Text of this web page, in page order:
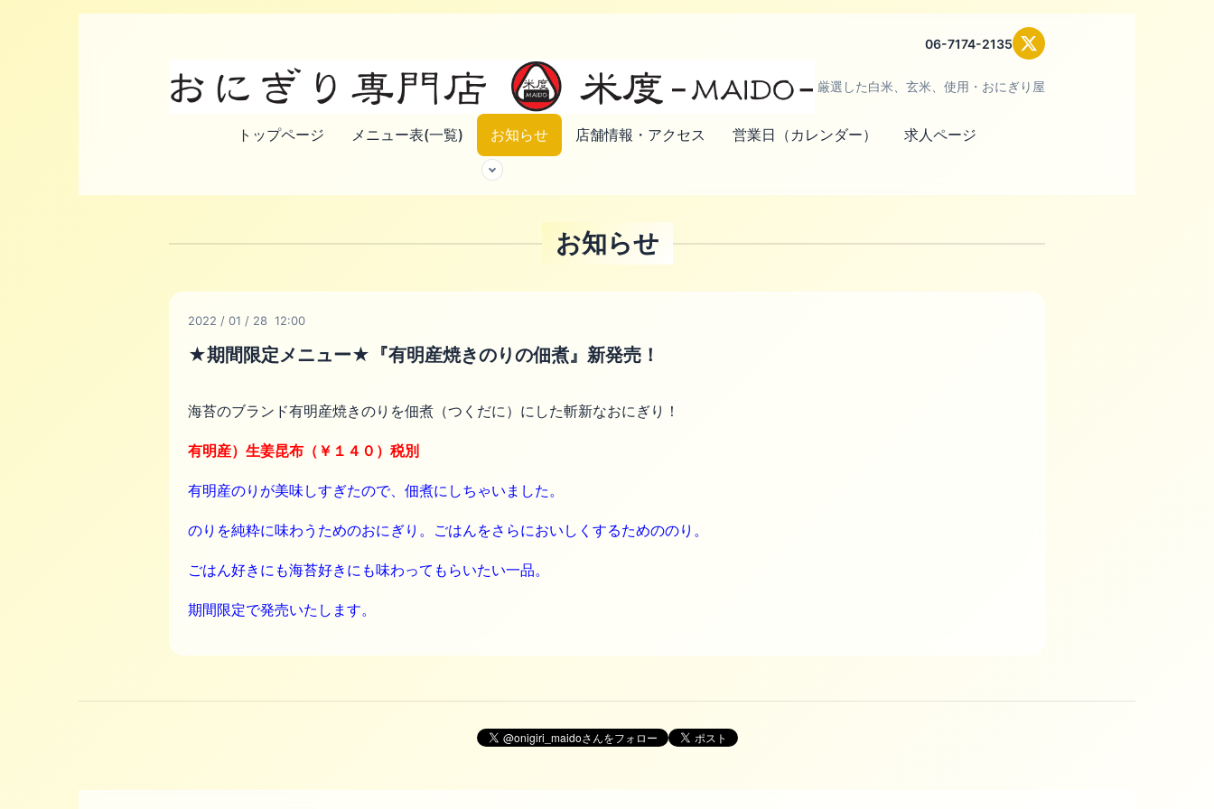
06-7174-2135
厳選した白米、玄米、使用・おにぎり屋
トップページ メニュー表(一覧) お知らせ 店舗情報・アクセス 営業日（カレンダー） 求人ページ
お知らせ
2022 / 01 / 28 12:00
★期間限定メニュー★『有明産焼きのりの佃煮』新発売！
海苔のブランド有明産焼きのりを佃煮（つくだに）にした斬新なおにぎり！
有明産）生姜昆布（￥１４０）税別
有明産のりが美味しすぎたので、佃煮にしちゃいました。
のりを純粋に味わうためのおにぎり。 ごはんをさらにおいしくするためののり。
ごはん好きにも海苔好きにも味わってもらいたい一品。
期間限定で発売いたします。